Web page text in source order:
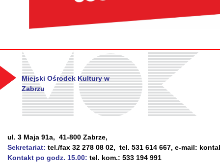
Miejski Ośrodek Kultury w
Zabrzu
ul. 3 Maja 91a, 41-800 Zabrze,
Sekretariat: tel./fax 32 278 08 02, tel. 531 614 667, e-mail:
Kontakt po godz. 15.00: tel. kom.: 533 194 991